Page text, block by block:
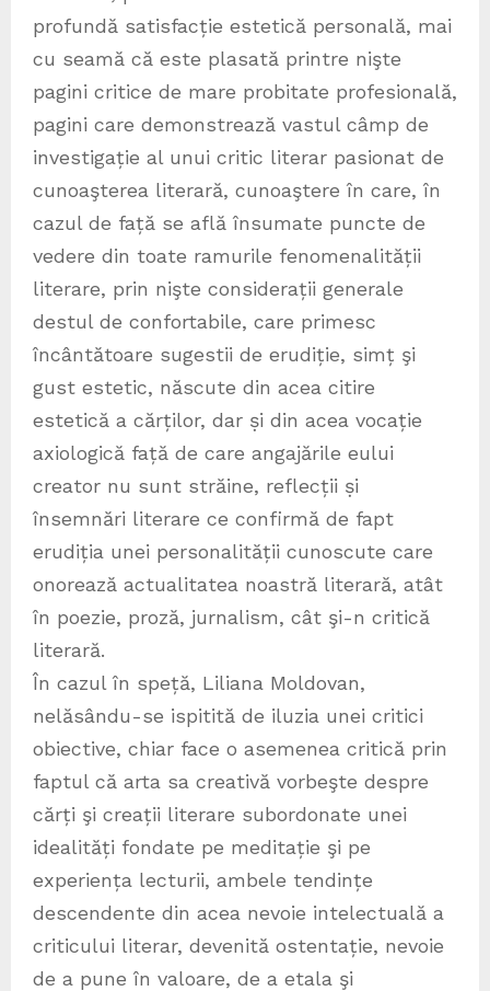
profundă satisfacție estetică personală, mai
cu seamă că este plasată printre nişte
pagini critice de mare probitate profesională,
pagini care demonstrează vastul câmp de
investigație al unui critic literar pasionat de
cunoaşterea literară, cunoaştere în care, în
cazul de față se află însumate puncte de
vedere din toate ramurile fenomenalității
literare, prin nişte considerații generale
destul de confortabile, care primesc
încântătoare sugestii de erudiție, simț şi
gust estetic, născute din acea citire
estetică a cărților, dar ṣi din acea vocație
axiologică față de care angajările eului
creator nu sunt străine, reflecții ṣi
însemnări literare ce confirmă de fapt
erudiția unei personalității cunoscute care
onorează actualitatea noastră literară, atât
în poezie, proză, jurnalism, cât şi-n critică
literară.
În cazul în speță, Liliana Moldovan,
nelăsându-se ispitită de iluzia unei critici
obiective, chiar face o asemenea critică prin
faptul că arta sa creativă vorbeşte despre
cărți şi creații literare subordonate unei
idealități fondate pe meditație şi pe
experiența lecturii, ambele tendințe
descendente din acea nevoie intelectuală a
criticului literar, devenită ostentație, nevoie
de a pune în valoare, de a etala şi